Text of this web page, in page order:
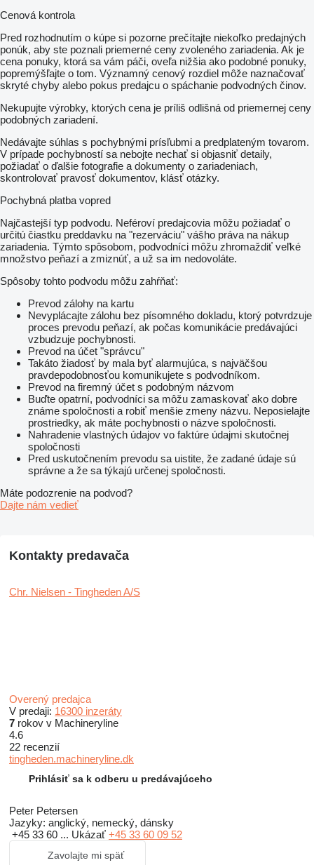
Cenová kontrola
Pred rozhodnutím o kúpe si pozorne prečítajte niekoľko predajných
ponúk, aby ste poznali priemerné ceny zvoleného zariadenia. Ak je
cena ponuky, ktorá sa vám páči, oveľa nižšia ako podobné ponuky,
popremýšľajte o tom. Významný cenový rozdiel môže naznačovať
skryté chyby alebo pokus predajcu o spáchanie podvodných činov.
Nekupujte výrobky, ktorých cena je príliš odlišná od priemernej ceny
podobných zariadení.
Nedávajte súhlas s pochybnými prísľubmi a predplateným tovarom.
V prípade pochybností sa nebojte nechať si objasniť detaily,
požiadať o ďalšie fotografie a dokumenty o zariadeniach,
skontrolovať pravosť dokumentov, klásť otázky.
Pochybná platba vopred
Najčastejší typ podvodu. Neféroví predajcovia môžu požiadať o
určitú čiastku preddavku na "rezerváciu" vášho práva na nákup
zariadenia. Týmto spôsobom, podvodníci môžu zhromaždiť veľké
množstvo peňazí a zmiznúť, a už sa im nedovoláte.
Spôsoby tohto podvodu môžu zahŕňať:
Prevod zálohy na kartu
Nevyplácajte zálohu bez písomného dokladu, ktorý potvrdzuje
proces prevodu peňazí, ak počas komunikácie predávajúci
vzbudzuje pochybnosti.
Prevod na účet "správcu"
Takáto žiadosť by mala byť alarmujúca, s najväčšou
pravdepodobnosťou komunikujete s podvodníkom.
Prevod na firemný účet s podobným názvom
Buďte opatrní, podvodníci sa môžu zamaskovať ako dobre
známe spoločnosti a robiť menšie zmeny názvu. Neposielajte
prostriedky, ak máte pochybnosti o názve spoločnosti.
Nahradenie vlastných údajov vo faktúre údajmi skutočnej
spoločnosti
Pred uskutočnením prevodu sa uistite, že zadané údaje sú
správne a že sa týkajú určenej spoločnosti.
Máte podozrenie na podvod?
Dajte nám vedieť
Kontakty predavača
Chr. Nielsen - Tingheden A/S
Overený predajca
V predaji: 16300 inzeráty
7 rokov v Machineryline
4.6
22 recenzií
tingheden.machineryline.dk
Prihlásiť sa k odberu u predávajúceho
Peter Petersen
Jazyky: anglický, nemecký, dánsky
+45 33 60 ... Ukázať +45 33 60 09 52
Zavolajte mi späť